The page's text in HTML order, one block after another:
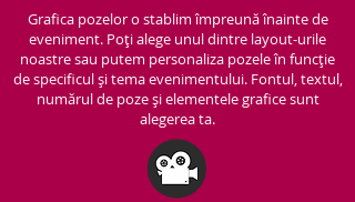
Grafica pozelor o stablim împreună înainte de
eveniment. Poți alege unul dintre layout-urile
noastre sau putem personaliza pozele în funcție
de specificul și tema evenimentului. Fontul, textul,
numărul de poze și elementele grafice sunt
alegerea ta.